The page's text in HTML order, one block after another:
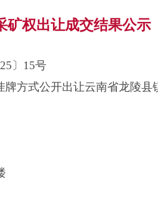
矿权出让成交结果公示
〕15号
方式公开出让云南省龙陵县